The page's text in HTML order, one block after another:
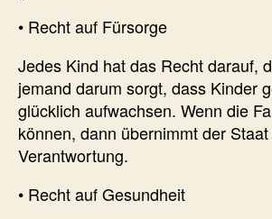
• Recht auf Fürsorge
Jedes Kind hat das Recht darauf,
jemand darum sorgt, dass Kinder
glücklich aufwachsen. Wenn die
können, dann übernimmt der
Verantwortung.
• Recht auf Gesundheit